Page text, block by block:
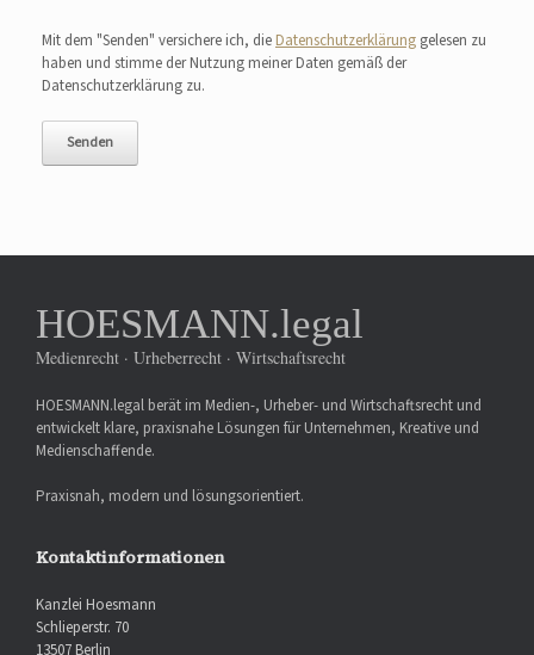
Mit dem "Senden" versichere ich, die Datenschutzerklärung gelesen zu
haben und stimme der Nutzung meiner Daten gemäß der
Datenschutzerklärung zu.
HOESMANN.legal
Medienrecht · Urheberrecht · Wirtschaftsrecht
HOESMANN.legal berät im Medien-, Urheber- und Wirtschaftsrecht und
entwickelt klare, praxisnahe Lösungen für Unternehmen, Kreative und
Medienschaffende.
Praxisnah, modern und lösungsorientiert.
Kontaktinformationen
Kanzlei Hoesmann
Schlieperstr. 70
13507 Berlin